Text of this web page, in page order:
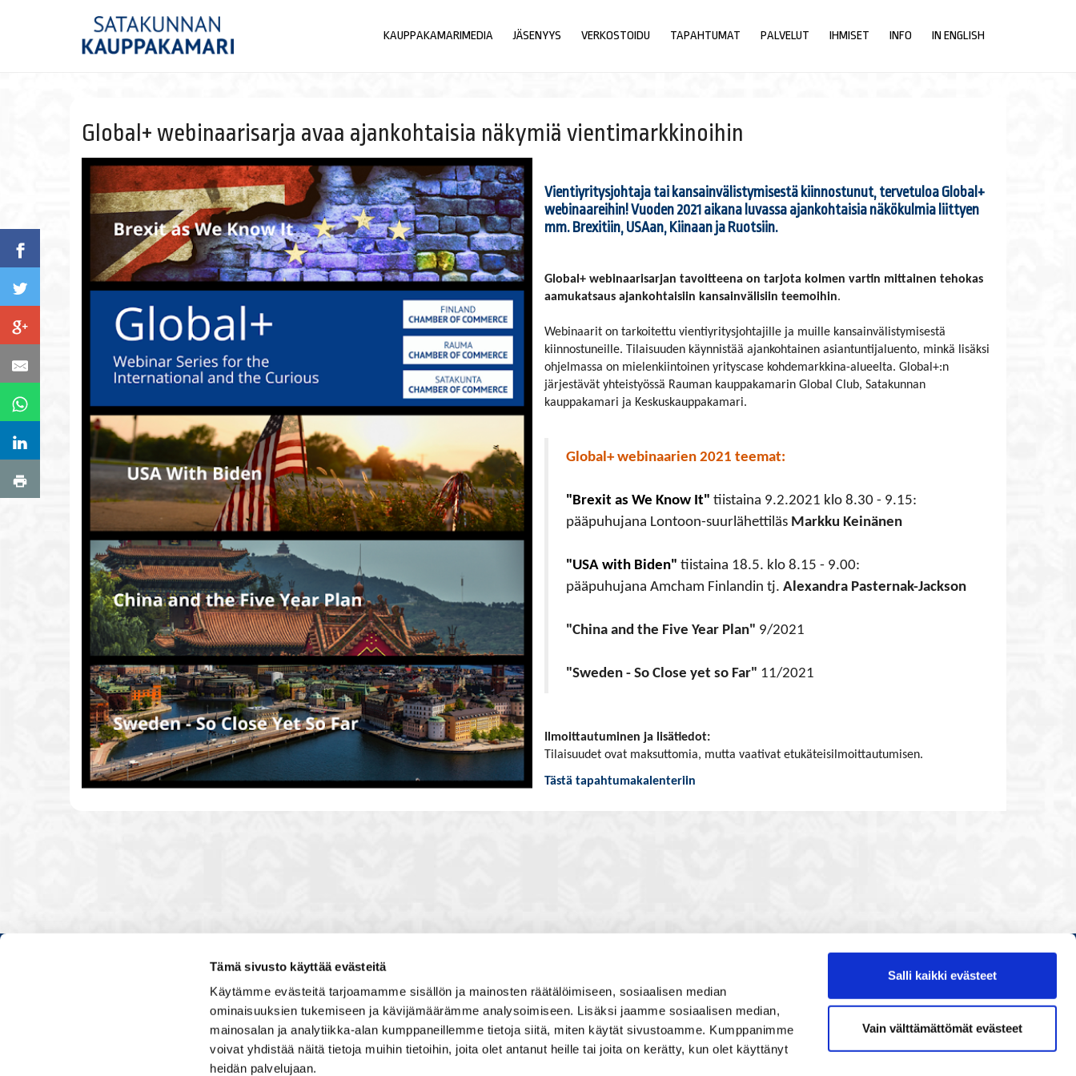
Tämä sivusto käyttää evästeitä
Käytämme evästeitä tarjoamamme sisällön ja mainosten räätälöimiseen, sosiaalisen median
ominaisuuksien tukemiseen ja kävijämäärämme analysoimiseen. Lisäksi jaamme sosiaalisen median,
mainosalan ja analytiikka-alan kumppaneillemme tietoja siitä, miten käytät sivustoamme. Kumppanimme
voivat yhdistää näitä tietoja muihin tietoihin, joita olet antanut heille tai joita on kerätty, kun olet käyttänyt
heidän palvelujaan.
Salli kaikki evästeet
Vain välttämättömät evästeet
KAUPPAKAMARIMEDIA JÄSENYYS VERKOSTOIDU TAPAHTUMAT PALVELUT IHMISET INFO IN ENGLISH
Global+ webinaarisarja avaa ajankohtaisia näkymiä vientimarkkinoihin
Vientiyritysjohtaja tai kansainvälistymisestä kiinnostunut, tervetuloa Global+
webinaareihin! Vuoden 2021 aikana luvassa ajankohtaisia näkökulmia liittyen
mm. Brexitiin, USAan, Kiinaan ja Ruotsiin.
Global+ webinaarisarjan tavoitteena on tarjota kolmen vartin mittainen tehokas
aamukatsaus ajankohtaisiin kansainvälisiin teemoihin.
Webinaarit on tarkoitettu vientiyritysjohtajille ja muille kansainvälistymisestä
kiinnostuneille. Tilaisuuden käynnistää ajankohtainen asiantuntijaluento, minkä lisäksi
ohjelmassa on mielenkiintoinen yrityscase kohdemarkkina-alueelta. Global+:n
järjestävät yhteistyössä Rauman kauppakamarin Global Club, Satakunnan
kauppakamari ja Keskuskauppakamari.
Global+ webinaarien 2021 teemat:
"Brexit as We Know It" tiistaina 9.2.2021 klo 8.30 - 9.15:
pääpuhujana Lontoon-suurlähettiläs Markku Keinänen
"USA with Biden" tiistaina 18.5. klo 8.15 - 9.00:
pääpuhujana Amcham Finlandin tj. Alexandra Pasternak-Jackson
"China and the Five Year Plan" 9/2021
"Sweden - So Close yet so Far" 11/2021
Ilmoittautuminen ja lisätiedot:
Tilaisuudet ovat maksuttomia, mutta vaativat etukäteisilmoittautumisen.
Tästä tapahtumakalenteriin
luontevasti kollegoidesi kanssa, solmit kiinnostavia kontakteja
ja vaikutat elinkeinoelämän toimintaedellytyksiin yhdessä
muiden yritysjohtajien kanssa. Olet mukana joukossa, joka
uskoo tulevaisuuteen, ajattelee isosti ja kehittää jatkuvasti
osaamistaan.
Valtakatu 6, 28100 Pori
Avoinna ma - pe 8.30 - 15.30.
Painopisteet